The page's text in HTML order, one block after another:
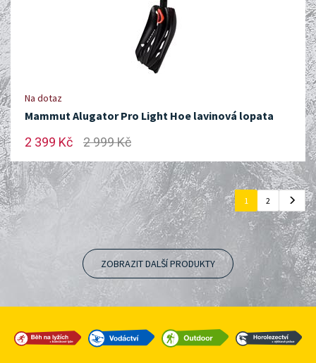
Na dotaz
Mammut Alugator Pro Light Hoe lavinová lopata
2 399 Kč 2 999 Kč
1 2
ZOBRAZIT DALŠÍ PRODUKTY